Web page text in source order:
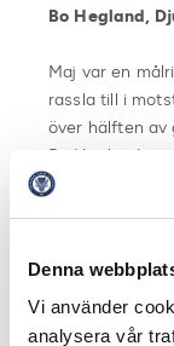
Denna
Vi använder
analysera vår
Bo Hegland,
Maj var en
rassla till i
över hälften av
Bo Hegland
och ett mål,
Rösta på din
Allsvenskan